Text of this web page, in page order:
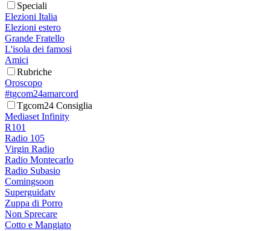
Speciali
Elezioni Italia
Elezioni estero
Grande Fratello
L'isola dei famosi
Amici
Rubriche
Oroscopo
#tgcom24amarcord
Tgcom24 Consiglia
Mediaset Infinity
R101
Radio 105
Virgin Radio
Radio Montecarlo
Radio Subasio
Comingsoon
Superguidatv
Zuppa di Porro
Non Sprecare
Cotto e Mangiato